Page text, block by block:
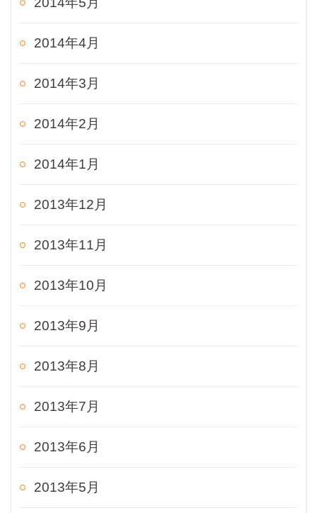
2014年4月
2014年3月
2014年2月
2014年1月
2013年12月
2013年11月
2013年10月
2013年9月
2013年8月
2013年7月
2013年6月
2013年5月